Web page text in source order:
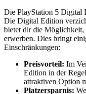
Die PlayStation 5 Digital
Die Digital Edition
bietet dir die Möglichkeit,
erwerben. Dies bringt
Einschränkungen:
Preisvorteil: Im
Edition in der
attraktiven Option
Platzersparnis: